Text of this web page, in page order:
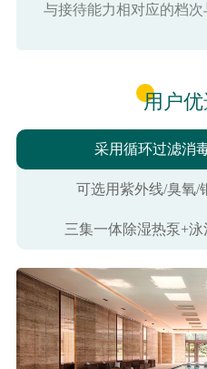
与接待能力相对应的档次
用户
采用循环过滤消
可选用紫外线/臭氧/
三集一体除湿热泵+